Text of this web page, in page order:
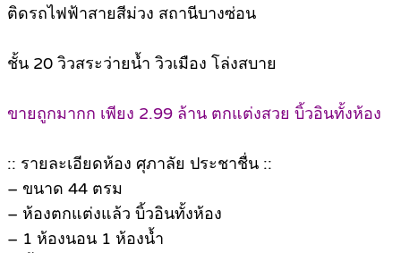
ติดรถไฟฟ้าสายสีม่วง สถานีบางซ่อน
ชั้น 20 วิวสระว่ายน้ำ วิวเมือง โล่งสบาย
ขายถูกมากก เพียง 2.99 ล้าน ตกแต่งสวย บิ้วอินทั้งห้อง
:: รายละเอียดห้อง ศุภาลัย ประชาชื่น ::
– ขนาด 44 ตรม
– ห้องตกแต่งแล้ว บิ้วอินทั้งห้อง
– 1 ห้องนอน 1 ห้องน้ำ